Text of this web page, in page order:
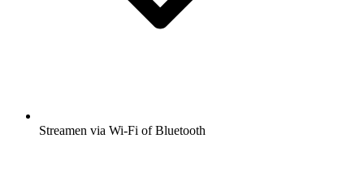
Streamen via Wi-Fi of Bluetooth